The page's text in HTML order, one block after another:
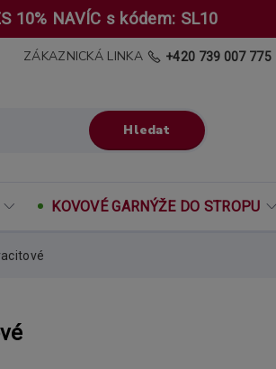
10% NAVÍC s kódem: SL10
Hledat
ZÁKAZNICKÁ LINKA +420 739 007 775
KOVOVÉ GARNÝŽE DO STROPU